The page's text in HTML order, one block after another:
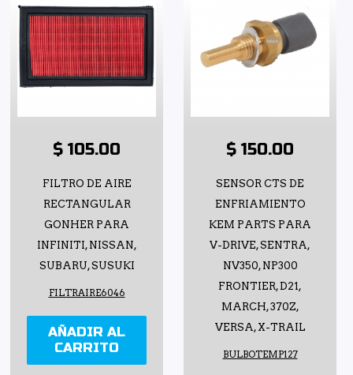
$ 105.00
FILTRO DE AIRE
RECTANGULAR
GONHER PARA
INFINITI, NISSAN,
SUBARU, SUSUKI
FILTRAIRE6046
AÑADIR AL
CARRITO
$ 150.00
SENSOR CTS DE
ENFRIAMIENTO
KEM PARTS PARA
V-DRIVE, SENTRA,
NV350, NP300
FRONTIER, D21,
MARCH, 370Z,
VERSA, X-TRAIL
BULBOTEMP127